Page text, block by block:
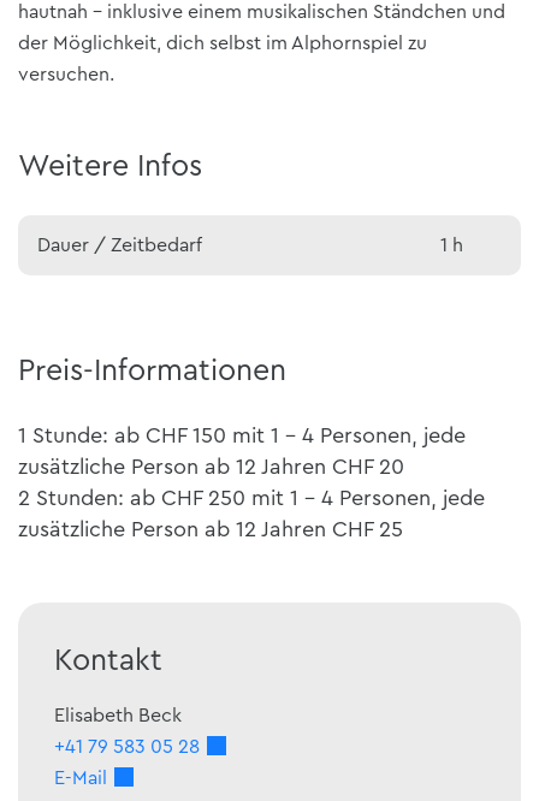
hautnah – inklusive einem musikalischen Ständchen und
der Möglichkeit, dich selbst im Alphornspiel zu
versuchen.
Weitere Infos
Dauer / Zeitbedarf 1 h
Preis-Informationen
1 Stunde: ab CHF 150 mit 1 - 4 Personen, jede
zusätzliche Person ab 12 Jahren CHF 20
2 Stunden: ab CHF 250 mit 1 - 4 Personen, jede
zusätzliche Person ab 12 Jahren CHF 25
Kontakt
Elisabeth Beck
+41 79 583 05 28
E-Mail